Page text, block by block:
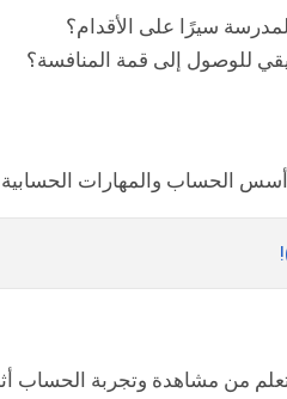
سيرًا على الأقدام؟
للوصول إلى قمة المنافسة؟
الحساب والمهارات
من مشاهدة وتجربة الحساب